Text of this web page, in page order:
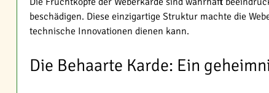
beschädigen. Diese einzigartige Struktur machte die
technische Innovationen dienen kann.
Die Behaarte Karde: Ein